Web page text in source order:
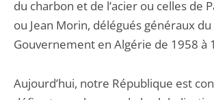
du charbon et de l’acier ou celles de
ou Jean Morin, délégués généraux du
Gouvernement en Algérie de 1958 à
Aujourd’hui, notre République est